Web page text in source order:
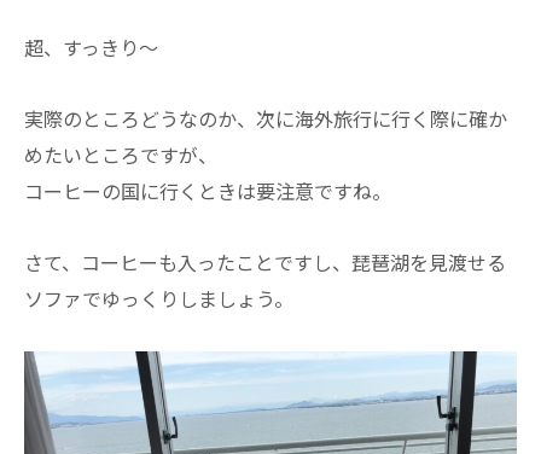
超、すっきり～
実際のところどうなのか、次に海外旅行に行く際に確か
めたいところですが、
コーヒーの国に行くときは要注意ですね。
さて、コーヒーも入ったことですし、琵琶湖を見渡せる
ソファでゆっくりしましょう。